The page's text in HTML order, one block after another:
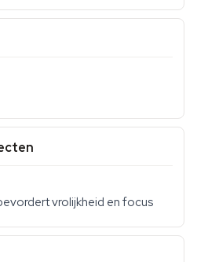
vrolijkheid en focus